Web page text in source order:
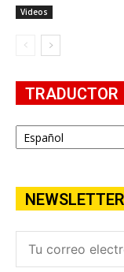
Videos
TRADUCTOR
NEWSLETTER